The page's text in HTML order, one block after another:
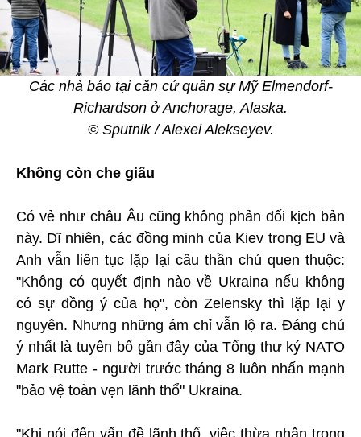
Các nhà báo tại căn cứ quân sự Mỹ Elmendorf-
Richardson ở Anchorage, Alaska.
© Sputnik / Alexei Alekseyev.
Không còn che giấu
Có vẻ như châu Âu cũng không phản đối kịch bản
này. Dĩ nhiên, các đồng minh của Kiev trong EU và
Anh vẫn liên tục lặp lại câu thần chú quen thuộc:
"Không có quyết định nào về Ukraina nếu không
có sự đồng ý của họ", còn Zelensky thì lặp lại y
nguyên. Nhưng những ám chỉ vẫn lộ ra. Đáng chú
ý nhất là tuyên bố gần đây của Tổng thư ký NATO
Mark Rutte - người trước tháng 8 luôn nhấn mạnh
"bảo vệ toàn vẹn lãnh thổ" Ukraina.
"Khi nói đến vấn đề lãnh thổ, việc thừa nhận trong